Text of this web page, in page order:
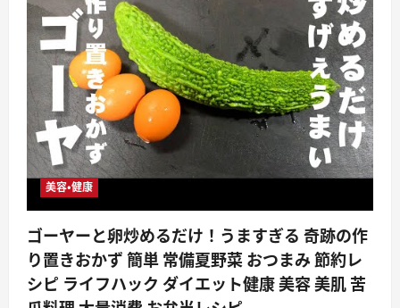
美容・健康
ゴーヤーと卵炒めるだけ！うますぎる 奇跡の作
り置きおかず 簡単 常備夏野菜 おつまみ 節約レ
シピ ライフハック ダイエット健康 美容 美肌 苦